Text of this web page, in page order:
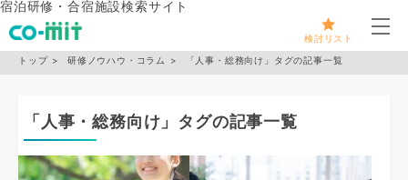
宿泊研修・合宿施設検索サイト
検討リスト
メ
トップ 研修ノウハウ・コラム 「人事・総務向け」タグの記事一覧
「人事・総務向け」タグの記事一覧